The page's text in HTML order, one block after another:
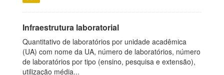
Infraestrutura laboratorial
Quantitativo de laboratórios por unidade acadêmica
(UA) com nome da UA, número de laboratórios, número
de laboratórios por tipo (ensino, pesquisa e extensão),
utilização média...